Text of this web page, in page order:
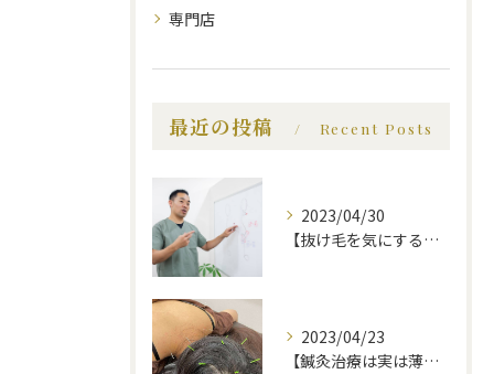
専門店
最近の投稿 Recent Posts
2023/04/30
【抜け毛を気にする前に、知っておいてほしい事】福岡市で薄毛治療｜福岡薄毛専門鍼灸センター
2023/04/23
【鍼灸治療は実は薄毛に効果的】福岡市で薄毛治療｜福岡薄毛専門鍼灸センター